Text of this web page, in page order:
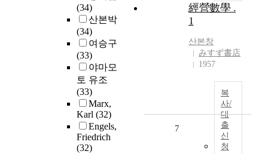
(34)
산본박
(34)
여승구
(33)
야마모
토 유조
(33)
Marx,
Karl (32)
Engels,
Friedrich
(32)
經營數學 .
1
산본창
みすず書店
1957
복
사/
대
출
신
청
7